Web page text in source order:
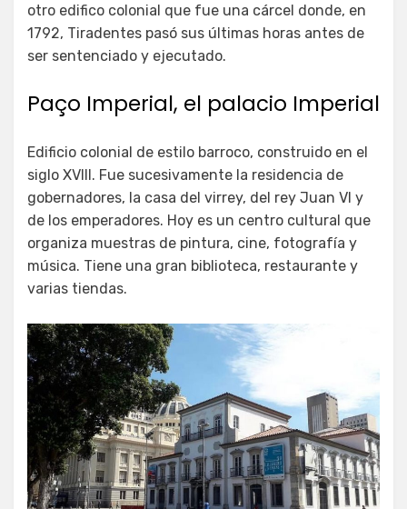
otro edifico colonial que fue una cárcel donde, en
1792, Tiradentes pasó sus últimas horas antes de
ser sentenciado y ejecutado.
Paço Imperial, el palacio Imperial
Edificio colonial de estilo barroco, construido en el
siglo XVIII. Fue sucesivamente la residencia de
gobernadores, la casa del virrey, del rey Juan VI y
de los emperadores. Hoy es un centro cultural que
organiza muestras de pintura, cine, fotografía y
música. Tiene una gran biblioteca, restaurante y
varias tiendas.